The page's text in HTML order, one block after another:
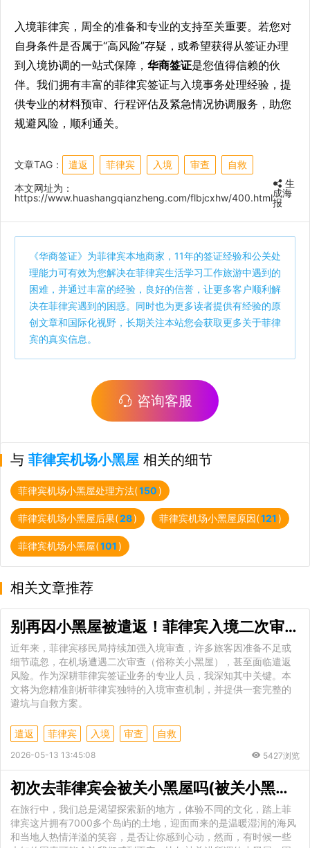
入境菲律宾，周全的准备和专业的支持至关重要。若您对
自身条件是否属于“高风险”存疑，或希望获得从签证办理
到入境协调的一站式保障， 华商签证是您值得信赖的伙
伴。我们拥有丰富的菲律宾签证与入境事务处理经验，提
供专业的材料预审、行程评估及紧急情况协调服务，助您
规避风险，顺利通关。
文章TAG： 遣返 菲律宾 入境 审查
自救
本文网址为：
https://www.huashangqianzheng.com/flbjcxhw/400.html
生
成海
报
《华商签证》为菲律宾本地商家，11年的签证经验和公关处
理能力可有效为您解决在菲律宾生活学习工作旅游中遇到的
困难，并通过丰富的经验，良好的信誉，让更多客户顺利解
决在菲律宾遇到的困惑。同时也为更多读者提供有经验的原
创文章和国际化视野，长期关注本站您会获取更多关于菲律
宾的真实信息。
咨询客服
与 菲律宾机场小黑屋 相关的细节
菲律宾机场小黑屋处理方法(150)
菲律宾机场小黑屋后果(28) 菲律宾机场小黑屋原因(121)
菲律宾机场小黑屋(101)
相关文章推荐
别再因小黑屋被遣返！菲律宾入境二次审查的避坑与自救全攻略
近年来，菲律宾移民局持续加强入境审查，许多旅客因准备不足或
细节疏忽，在机场遭遇二次审查（俗称关小黑屋），甚至面临遣返
风险。作为深耕菲律宾签证业务的专业人员，我深知其中关键。本
文将为您精准剖析菲律宾独特的入境审查机制，并提供一套完整的
避坑与自救方案。
遣返 菲律宾 入境 审查 自救
2026-05-13 13:45:08 5427浏览
初次去菲律宾会被关小黑屋吗(被关小黑屋的处理方式)
在旅行中，我们总是渴望探索新的地方，体验不同的文化，踏上菲
律宾这片拥有7000多个岛屿的土地，迎面而来的是温暖湿润的海风
和当地人热情洋溢的笑容，是否让你感到心动，然而，有时候一些